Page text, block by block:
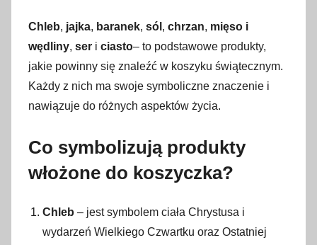
Chleb, jajka, baranek, sól , chrzan, mięso i
wędliny, ser i ciasto– to podstawowe produkty,
jakie powinny się znaleźć w koszyku świątecznym.
Każdy z nich ma swoje symboliczne znaczenie i
nawiązuje do różnych aspektów życia.
Co symbolizują produkty
włożone do koszyczka?
Chleb – jest symbolem ciała Chrystusa i
wydarzeń Wielkiego Czwartku oraz Ostatniej